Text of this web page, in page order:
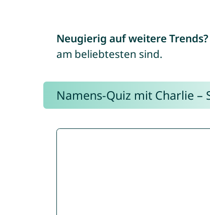
Neugierig auf weitere Trends?
am beliebtesten sind.
Namens-Quiz mit Charlie –